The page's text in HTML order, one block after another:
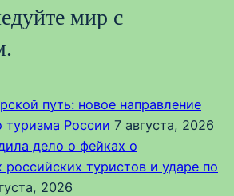
мир с
путь: новое направление
туризма России 7 августа, 2026
дело о фейках о
российских туристов и ударе по
2026